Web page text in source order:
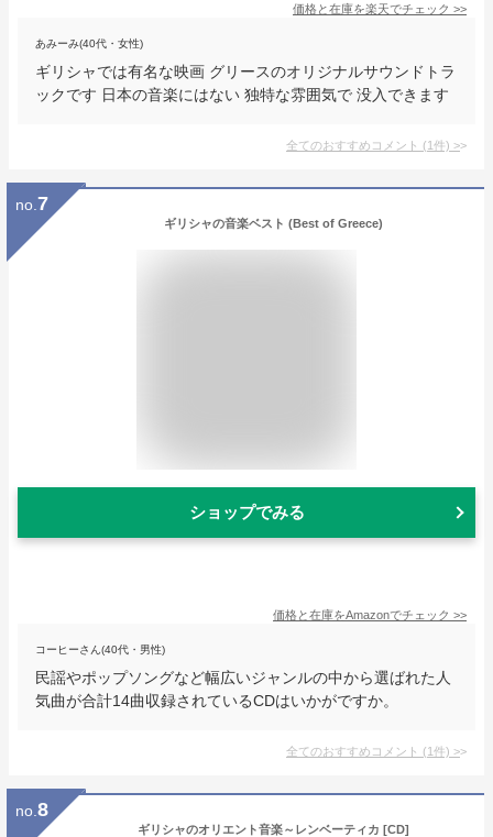
価格と在庫を楽天でチェック >>
あみーみ(40代・女性)
ギリシャでは有名な映画 グリースのオリジナルサウンドトラ
ックです 日本の音楽にはない 独特な雰囲気で 没入できます
全てのおすすめコメント (1件) >
no. 7
ギリシャの音楽ベスト (Best of Greece)
ショップでみる
価格と在庫をAmazonでチェック >>
コーヒーさん(40代・男性)
民謡やポップソングなど幅広いジャンルの中から選ばれた人
気曲が合計14曲収録されているCDはいかがですか。
全てのおすすめコメント (1件) >
no. 8
ギリシャのオリエント音楽～レンベーティカ [CD]